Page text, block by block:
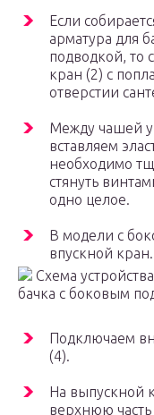
Если
арматура для
подводкой, то
кран (2) с
отверстии
Между чашей
вставляем
необходимо
стянуть
одно целое.
В модели с
впускной кран.
Схема
бачка с боковым
Подключаем
(4).
На выпускной
верхнюю